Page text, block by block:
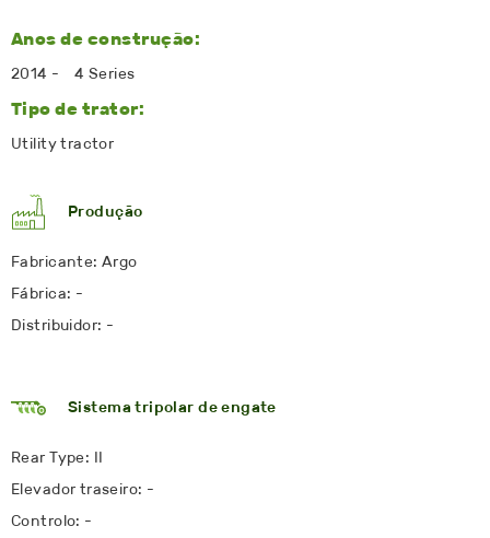
Anos de construção:
2014 - 4 Series
Tipo de trator:
Utility tractor
Produção
Fabricante: Argo
Fábrica: -
Distribuidor: -
Sistema tripolar de engate
Rear Type: II
Elevador traseiro: -
Controlo: -